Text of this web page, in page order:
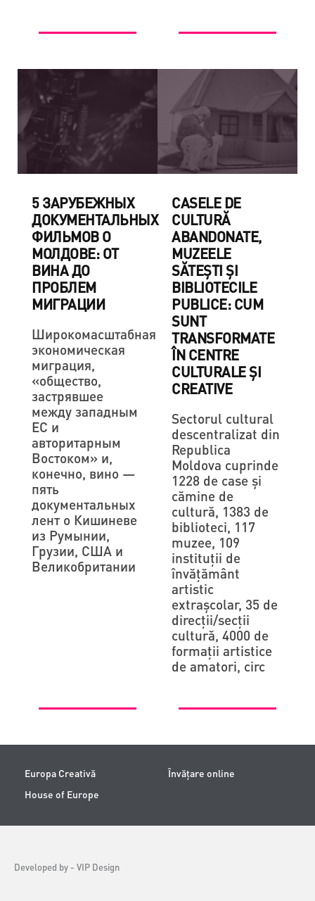
5 ЗАРУБЕЖНЫХ
ДОКУМЕНТАЛЬНЫХ
ФИЛЬМОВ О
МОЛДОВЕ: ОТ
ВИНА ДО
ПРОБЛЕМ
МИГРАЦИИ
Широкомасштабная
экономическая
миграция,
«общество,
застрявшее
между западным
ЕС и
авторитарным
Востоком» и,
конечно, вино —
пять
документальных
лент о Кишиневе
из Румынии,
Грузии, США и
Великобритании
CASELE DE
CULTURĂ
ABANDONATE,
MUZEELE
SĂTEȘTI ȘI
BIBLIOTECILE
PUBLICE: CUM
SUNT
TRANSFORMATE
ÎN CENTRE
CULTURALE ȘI
CREATIVE
Sectorul cultural
descentralizat din
Republica
Moldova cuprinde
1228 de case şi
cămine de
cultură, 1383 de
biblioteci, 117
muzee, 109
instituţii de
învăţământ
artistic
extraşcolar, 35 de
direcţii/secţii
cultură, 4000 de
formaţii artistice
de amatori, circ
Europa Creativă
Învățare online
House of Europe
Developed by - VIP Design